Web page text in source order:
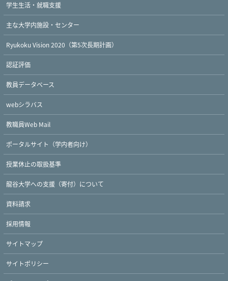
学生生活・就職支援
主な大学内施設・センター
Ryukoku Vision 2020（第5次長期計画）
認証評価
教員データベース
webシラバス
教職員Web Mail
ポータルサイト（学内者向け）
授業休止の取扱基準
龍谷大学への支援（寄付）について
資料請求
採用情報
サイトマップ
サイトポリシー